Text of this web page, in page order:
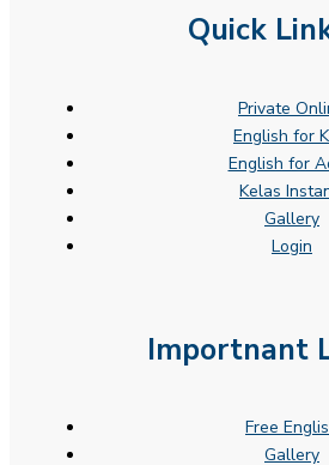
Quick
Private
English for
English for
Kelas
Gallery
Login
Importnant
Free
Gallery